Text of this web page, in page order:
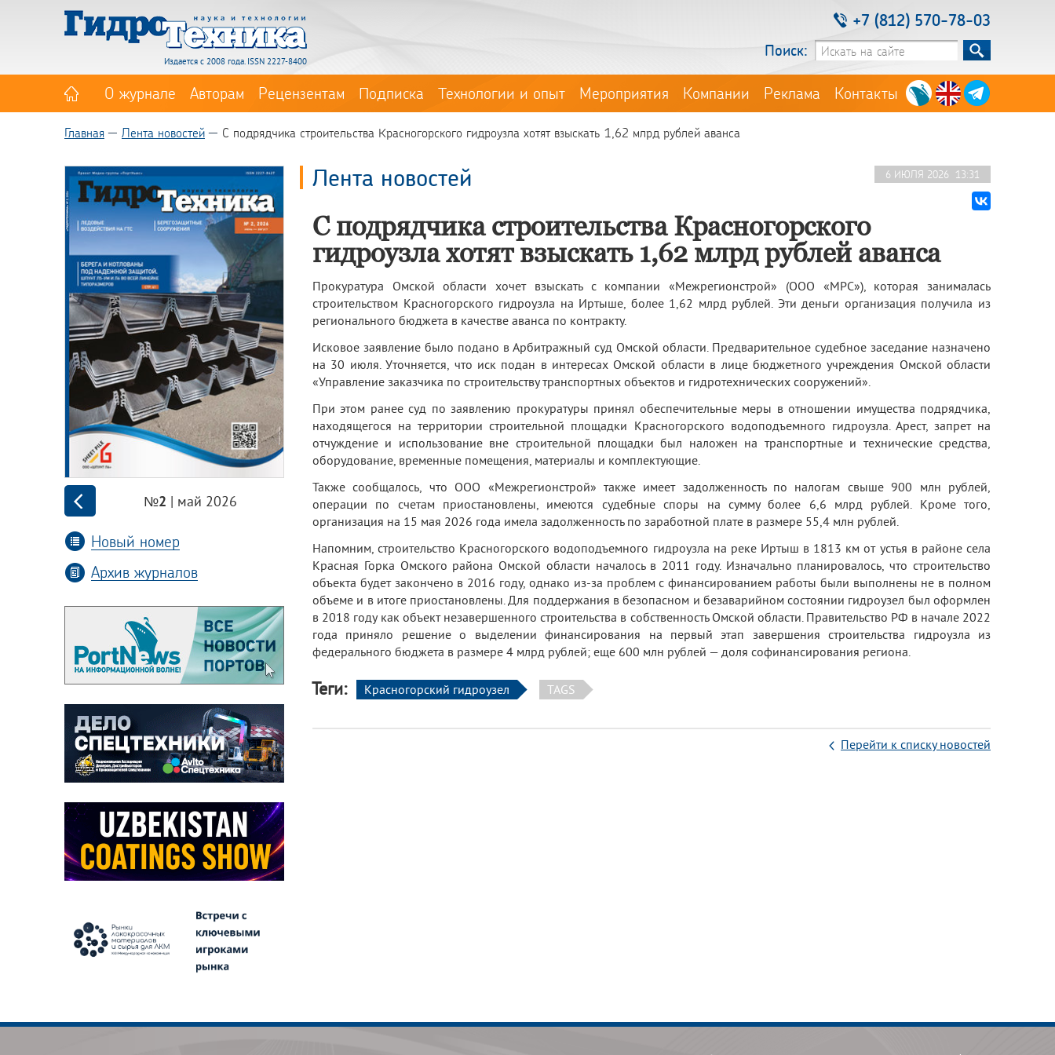
Издается с 2008 года. ISSN 2227-8400
+7 (812) 570-78-03
Поиск:
О журнале Авторам Рецензентам Подписка Технологии и опыт Мероприятия Компании Реклама Контакты
Главная Лента новостей С подрядчика строительства Красногорского гидроузла хотят взыскать 1,62 млрд рублей аванса
№2 | май 2026
Новый номер
Архив журналов
6 ИЮЛЯ 2026 13:31
Лента новостей
С подрядчика строительства Красногорского
гидроузла хотят взыскать 1,62 млрд рублей аванса
Прокуратура Омской области хочет взыскать с компании «Межрегионстрой» (ООО «МРС»), которая занималась
строительством Красногорского гидроузла на Иртыше, более 1,62 млрд рублей. Эти деньги организация получила из
регионального бюджета в качестве аванса по контракту.
Исковое заявление было подано в Арбитражный суд Омской области. Предварительное судебное заседание назначено
на 30 июля. Уточняется, что иск подан в интересах Омской области в лице бюджетного учреждения Омской области
«Управление заказчика по строительству транспортных объектов и гидротехнических сооружений».
При этом ранее суд по заявлению прокуратуры принял обеспечительные меры в отношении имущества подрядчика,
находящегося на территории строительной площадки Красногорского водоподъемного гидроузла. Арест, запрет на
отчуждение и использование вне строительной площадки был наложен на транспортные и технические средства,
оборудование, временные помещения, материалы и комплектующие.
Также сообщалось, что ООО «Межрегионстрой» также имеет задолженность по налогам свыше 900 млн рублей,
операции по счетам приостановлены, имеются судебные споры на сумму более 6,6 млрд рублей. Кроме того,
организация на 15 мая 2026 года имела задолженность по заработной плате в размере 55,4 млн рублей.
Напомним, строительство Красногорского водоподъемного гидроузла на реке Иртыш в 1813 км от устья в районе села
Красная Горка Омского района Омской области началось в 2011 году. Изначально планировалось, что строительство
объекта будет закончено в 2016 году, однако из-за проблем с финансированием работы были выполнены не в полном
объеме и в итоге приостановлены.Для поддержания в безопасном и безаварийном состоянии гидроузел был оформлен
в 2018 году как объект незавершенного строительства в собственность Омской области. Правительство РФ в начале 2022
года приняло решение о выделении финансирования на первый этап завершения строительства гидроузла из
федерального бюджета в размере 4 млрд рублей; еще 600 млн рублей — доля софинансирования региона.
Теги: Красногорский гидроузел TAGS
Перейти к списку новостей